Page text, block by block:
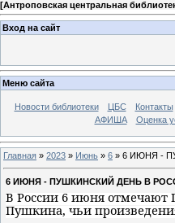
[Антроповская центральная
Вход на сайт
Меню сайта
Новости библиотеки ЦБС Контакты
АФИША
Оценка
Главная » 2023 » Июнь » 6 » 6 ИЮНЯ -
6 ИЮНЯ - ПУШКИНСКИЙ ДЕНЬ В
В России 6 июня отмечают
Пушкина, чьи